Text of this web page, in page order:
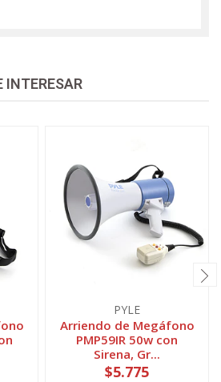
INTERESAR
PYLE
Arriendo de Megáfono
PMP59IR 50w con
Sirena, Gr...
$5.775